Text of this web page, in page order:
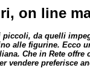
on line
piccoli, da quelli
alle figurine. Ecco
Che in Rete offre
vendere preferisce